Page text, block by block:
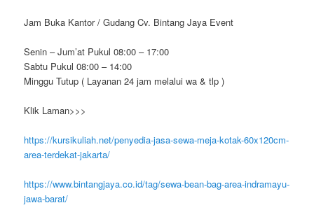
Jam Buka Kantor / Gudang Cv. Bintang Jaya Event
Senin – Jum’at Pukul 08:00 – 17:00
Sabtu Pukul 08:00 – 14:00
Minggu Tutup ( Layanan 24 jam melalui wa & tlp )
Klik Laman>>>
https://kursikuliah.net/penyedia-jasa-sewa-meja-kotak-60x120cm-
area-terdekat-jakarta/
https://www.bintangjaya.co.id/tag/sewa-bean-bag-area-indramayu-
jawa-barat/